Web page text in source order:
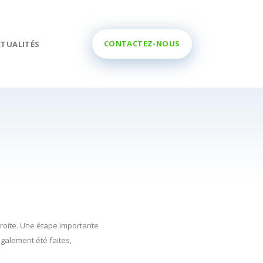
CONTACTEZ-NOUS
Une étape importante
été faites,